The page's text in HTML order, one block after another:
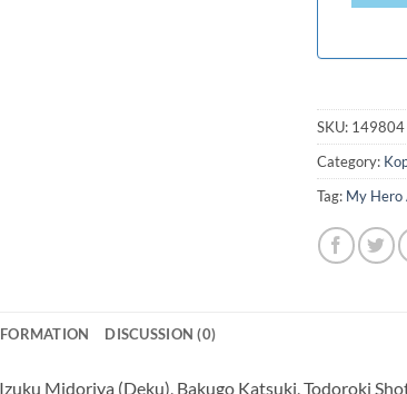
SKU: 149804
Category:
Tag: My Hero
DISCUSSION (0)
Midoriya (Deku), Bakugo Katsuki, Todoroki